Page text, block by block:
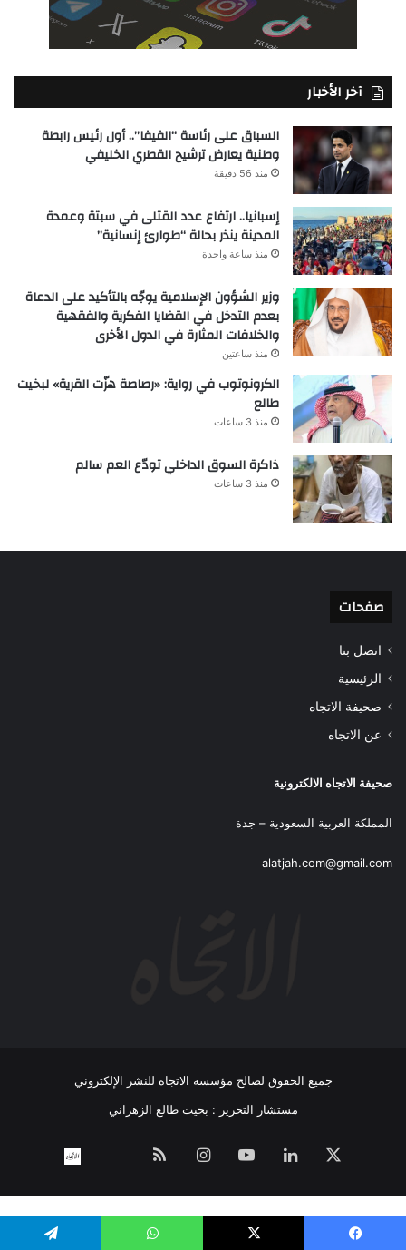
آخر الأخبار
السباق على رئاسة “الفيفا”.. أول رئيس رابطة
وطنية يعارض ترشيح القطري الخليفي
منذ 56 دقيقة
إسبانيا.. ارتفاع عدد القتلى في سبتة وعمدة
المدينة ينذر بحالة “طوارئ إنسانية”
منذ ساعة واحدة
وزير الشؤون الإسلامية يوجّه بالتأكيد على الدعاة
بعدم التدخل في القضايا الفكرية والفقهية
والخلافات المثارة في الدول الأخرى
منذ ساعتين
الكرونوتوب في رواية: «رصاصة هزّت القرية» لبخيت
طالع
منذ 3 ساعات
ذاكرة السوق الداخلي تودّع العم سالم
منذ 3 ساعات
صفحات
اتصل بنا
الرئيسية
صحيفة الاتجاه
عن الاتجاه
صحيفة الاتجاه الالكترونية
المملكة العربية السعودية – جدة
alatjah.com@gmail.com
جميع الحقوق لصالح مؤسسة الاتجاه للنشر الإلكتروني
مستشار التحرير : بخيت طالع الزهراني
لينكدإن‫YouTubeانستقرامملخص
الموقع
RSS
نبض
بــنـا
WP Twitter Auto Publish Powered By :XYZScripts.com